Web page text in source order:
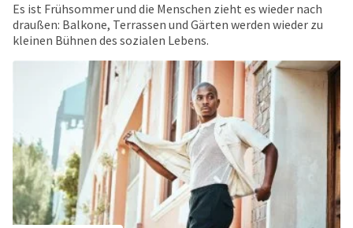
Es ist Frühsommer und die Menschen zieht es wieder nach
draußen: Balkone, Terrassen und Gärten werden wieder zu
kleinen Bühnen des sozialen Lebens.